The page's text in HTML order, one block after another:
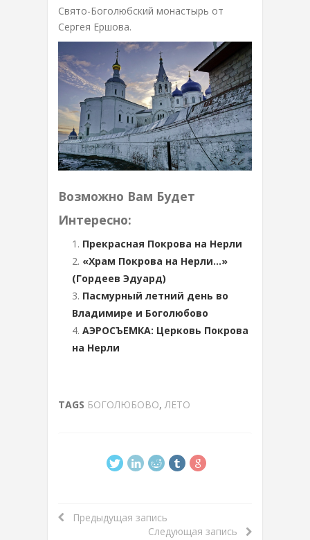
Свято-Боголюбский монастырь от
Сергея Ершова.
Возможно Вам Будет
Интересно:
Прекрасная Покрова на Нерли
«Храм Покрова на Нерли…»
(Гордеев Эдуард)
Пасмурный летний день во
Владимире и Боголюбово
АЭРОСЪЕМКА: Церковь Покрова
на Нерли
TAGS БОГОЛЮБОВО,ЛЕТО
Предыдущая запись
Следующая запись